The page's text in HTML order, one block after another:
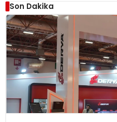
Son Dakika